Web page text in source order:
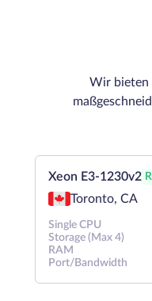
Wir bieten
Xeon E3-1230v2
Toronto, CA
Single CPU
Storage (Max 4)
RAM
Port/Bandwidth